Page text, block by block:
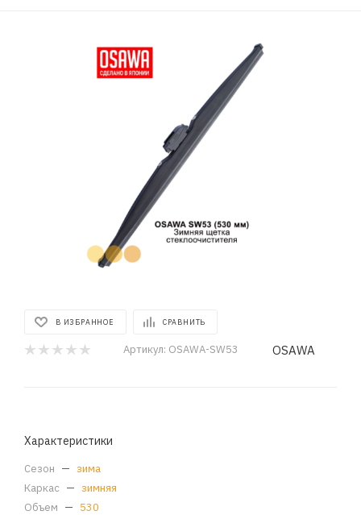
В ИЗБРАННОЕ СРАВНИТЬ
Артикул: OSAWA-SW53 OSAWA
Характеристики
Сезон — зима
Каркас — зимняя
Объем — 530